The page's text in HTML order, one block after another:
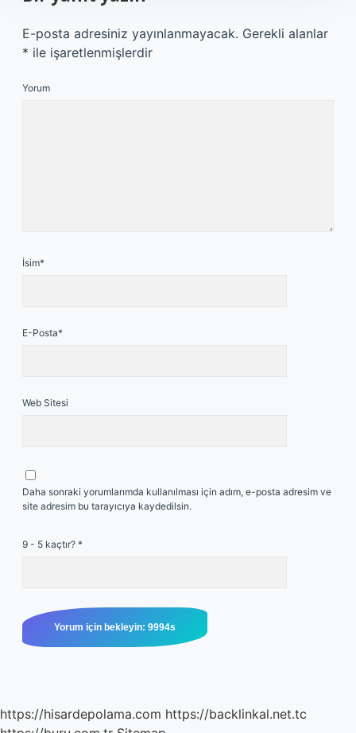
E-posta adresiniz yayınlanmayacak. Gerekli alanlar
* ile işaretlenmişlerdir
Yorum
İsim*
E-Posta*
Web Sitesi
Daha sonraki yorumlarımda kullanılması için adım, e-posta adresim ve
site adresim bu tarayıcıya kaydedilsin.
9 - 5 kaçtır? *
https://hisardepolama.com https://backlinkal.net.tc